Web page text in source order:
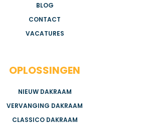
BLOG
CONTACT
VACATURES
OPLOSSINGEN
NIEUW DAKRAAM
VERVANGING DAKRAAM
CLASSICO DAKRAAM